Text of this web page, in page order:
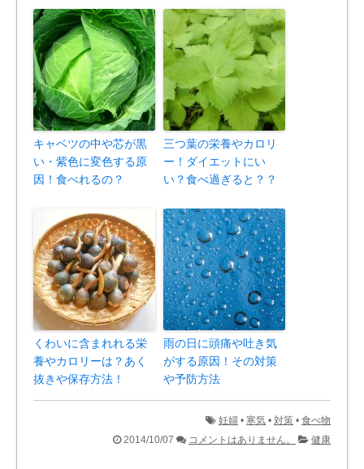
キャベツの中や芯が黒
い・紫色に変色する原
因！食べれるの？
三つ葉の栄養やカロリ
ー！ダイエットにい
い？食べ過ぎると？？
くわいに含まれれる栄
養やカロリーは？あく
抜きや保存方法！
雨の日に頭痛や吐き気
がする原因！その対策
や予防方法
妊婦 • 寒気 • 対策 • 食べ物
2014/10/07
コメントはありません。 健康